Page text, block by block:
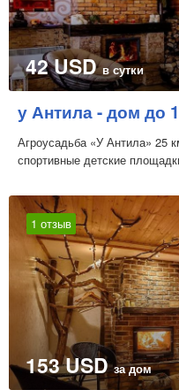
42 USDв сутки
у Антила - дом до
Агроусадьба «У Антила» 25
спортивные детские
1 отзыв
153 USDза дом